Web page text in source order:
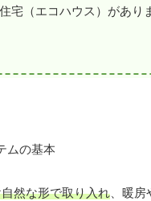
（エコハウス）があり
然な形で取り入れ 、暖